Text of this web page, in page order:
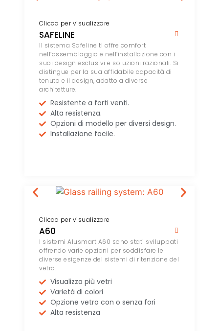
Clicca per visualizzare
SAFELINE
Il sistema Safeline ti offre comfort
nell’assemblaggio e nell’installazione con i
suoi design esclusivi e soluzioni razionali. Si
distingue per la sua affidabile capacità di
tenuta e il design, adatto a diverse
architetture.
Resistente a forti venti.
Alta resistenza.
Opzioni di modello per diversi design.
Installazione facile.
Clicca per visualizzare
A60
I sistemi Alusmart A60 sono stati sviluppati
offrendo varie opzioni per soddisfare le
diverse esigenze dei sistemi di ritenzione del
vetro.
Visualizza più vetri
Varietà di colori
Opzione vetro con o senza fori
Alta resistenza